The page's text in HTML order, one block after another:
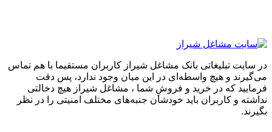
در سایت تبلیغاتی بانک مشاغل شیراز کاربران مستقیما با هم تماس
می‌گیرند و هیچ واسطه‌ای در این میان وجود ندارد، پس دقت
فرمایید که در خرید و فروشِ شما ، مشاغل شیراز هیچ دخالتی
نداشته و کاربران باید خودشان جنبه‌های مختلف امنیتی را در نظر
بگیرند.